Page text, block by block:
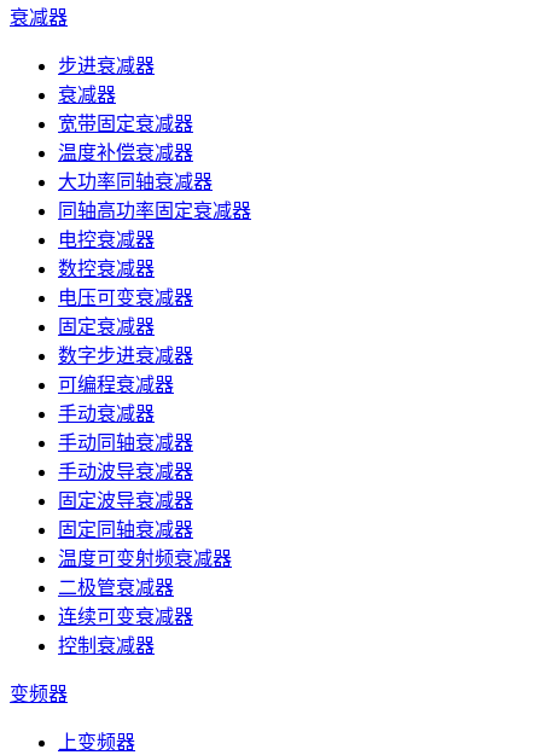
衰减器
步进衰减器
衰减器
宽带固定衰减器
温度补偿衰减器
大功率同轴衰减器
同轴高功率固定衰减器
电控衰减器
数控衰减器
电压可变衰减器
固定衰减器
数字步进衰减器
可编程衰减器
手动衰减器
手动同轴衰减器
手动波导衰减器
固定波导衰减器
固定同轴衰减器
温度可变射频衰减器
二极管衰减器
连续可变衰减器
控制衰减器
变频器
上变频器